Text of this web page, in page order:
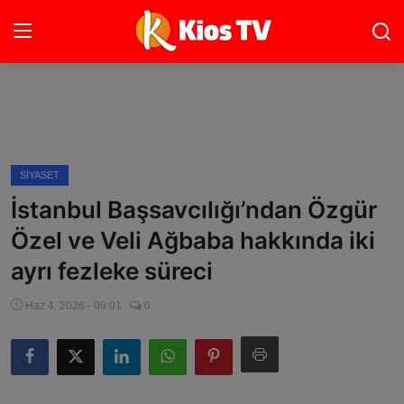
Gündem
Gemlik
Bursa
Spor
SIYASET
İstanbul Başsavcılığı’ndan Özgür
Özel ve Veli Ağbaba hakkında iki
ayrı fezleke süreci
Haz 4, 2026 - 09:01 0